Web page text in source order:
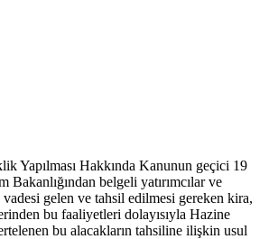
Yapılması Hakkında Kanunun geçici 19
belgeli yatırımcılar ve
gelen ve tahsil edilmesi gereken kira,
bu faaliyetleri dolayısıyla Hazine
bu alacakların tahsiline ilişkin usul